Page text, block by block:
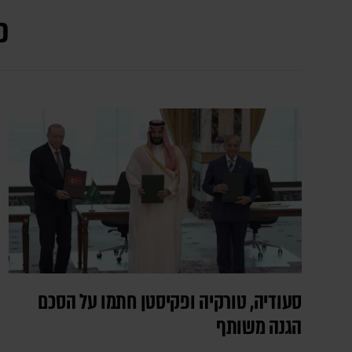
סעודיה, טורקיה ופקיסטן חתמו על הסכם
הגנה משותף